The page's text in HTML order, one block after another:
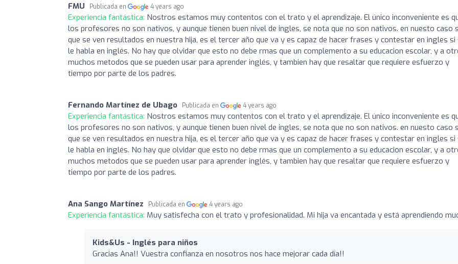
FMU Publicada en 4 years ago
Experiencia fantástica: Nostros estamos muy contentos con el trato y el aprendizaje. El único inconveniente es
los profesores no son nativos, y aunque tienen buen nivel de ingles, se nota que no son nativos. en nuesto caso
que se ven resultados en nuestra hija, es el tercer año que va y es capaz de hacer frases y contestar en ingles si
le habla en inglés. No hay que olvidar que esto no debe rmas que un complemento a su educacion escolar, y a
muchos metodos que se pueden usar para aprender inglés, y tambien hay que resaltar que requiere esfuerzo y
tiempo por parte de los padres.
Fernando Martínez de Ubago Publicada en 4 years ago
Experiencia fantástica: Nostros estamos muy contentos con el trato y el aprendizaje. El único inconveniente es
los profesores no son nativos, y aunque tienen buen nivel de ingles, se nota que no son nativos. en nuesto caso
que se ven resultados en nuestra hija, es el tercer año que va y es capaz de hacer frases y contestar en ingles si
le habla en inglés. No hay que olvidar que esto no debe rmas que un complemento a su educacion escolar, y a
muchos metodos que se pueden usar para aprender inglés, y tambien hay que resaltar que requiere esfuerzo y
tiempo por parte de los padres.
Ana Sango Martínez Publicada en 4 years ago
Experiencia fantástica: Muy satisfecha con el trato y profesionalidad. Mi hija va encantada y está aprendiendo
Kids&Us - Inglés para niños
Gracias Ana!! Vuestra confianza en nosotros nos hace mejorar cada día!!